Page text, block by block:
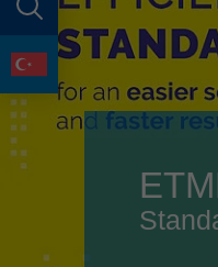
page search
language